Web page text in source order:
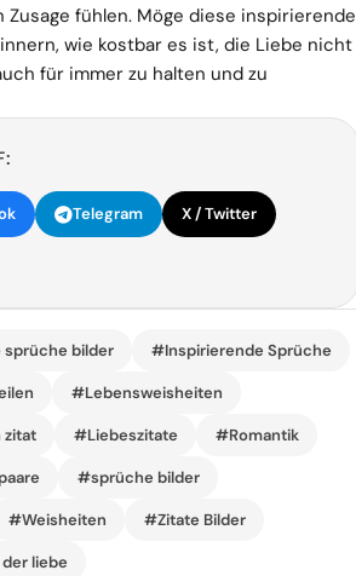
fühlen. Möge diese inspirierende
wie kostbar es ist, die Liebe nicht
für immer zu halten und zu
Telegram X / Twitter
bilder #Inspirierende Sprüche
#Lebensweisheiten
zitat #Liebeszitate #Romantik
#sprüche bilder
#Weisheiten #Zitate Bilder
liebe